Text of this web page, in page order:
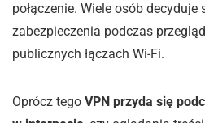
połączenie. Wiele osób
zabezpieczenia podczas
publicznych łączach Wi-Fi.
Oprócz tego VPN przyda się